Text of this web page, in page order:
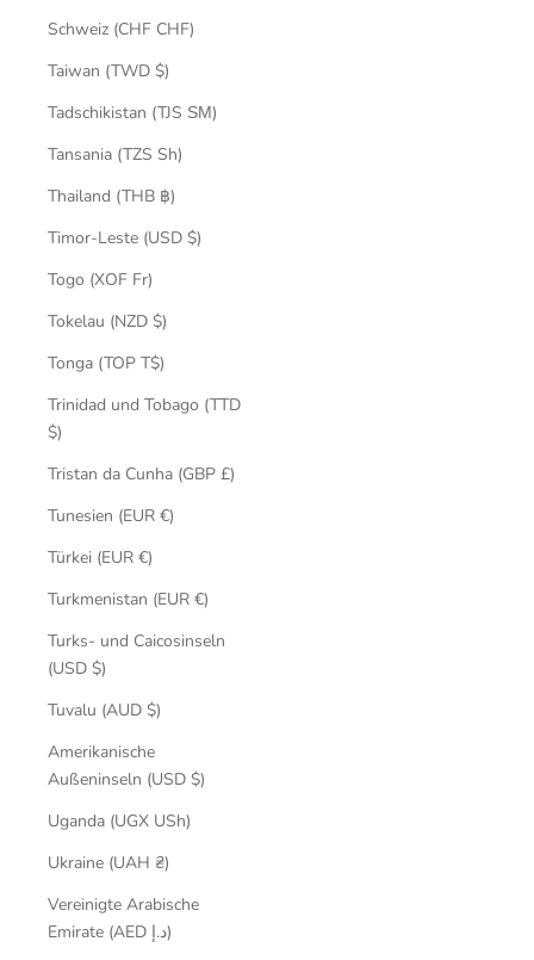
Schweiz (CHF CHF)
Taiwan (TWD $)
Tadschikistan (TJS ЅМ)
Tansania (TZS Sh)
Thailand (THB ฿)
Timor-Leste (USD $)
Togo (XOF Fr)
Tokelau (NZD $)
Tonga (TOP T$)
Trinidad und Tobago (TTD
$)
Tristan da Cunha (GBP £)
Tunesien (EUR €)
Türkei (EUR €)
Turkmenistan (EUR €)
Turks- und Caicosinseln
(USD $)
Tuvalu (AUD $)
Amerikanische
Außeninseln (USD $)
Uganda (UGX USh)
Ukraine (UAH ₴)
Vereinigte Arabische
Emirate (AED د.إ)